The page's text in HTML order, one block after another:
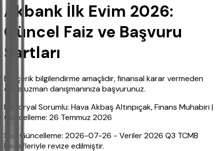
Akbank İlk Evim 2026:
Güncel Faiz ve Başvuru
Şartları
Bu içerik bilgilendirme amaçlıdır, finansal karar vermeden
önce uzman danışmanınıza başvurunuz.
Editoryal Sorumlu: Hava Akbaş Altınpıçak, Finans Muhabiri |
Güncelleme: 26 Temmuz 2026
Son Güncelleme: 2026-07-26 - Veriler 2026 Q3 TCMB
hedefleriyle revize edilmiştir.